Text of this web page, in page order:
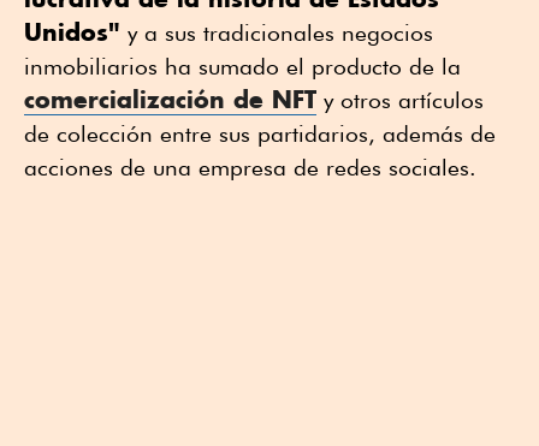
Unidos" y a sus tradicionales negocios
inmobiliarios ha sumado el producto de la
comercialización de NFT y otros artículos
de colección entre sus partidarios, además de
acciones de una empresa de redes sociales.